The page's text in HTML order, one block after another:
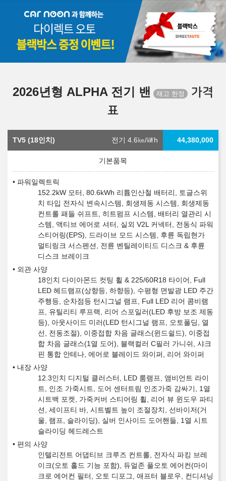
2026년형 ALPHA 전기 밴
가격
표
TV5 (18인치) 전기 4.6㎞/㎾h 44,380,000
파워일렉트릭
152.2kW 모터, 80.6kWh 리튬인산철 배터리, 토글스위
치 타입 전자식 변속시스템, 회생제동 시스템, 회생제동
컨트롤 패들 쉬프트, 히트펌프 시스템, 배터리 열관리 시
스템, 액티브 에어로 셔터, 실외 V2L 커넥터, 전동식 파워
스티어링(EPS), 드라이브 모드 시스템, 후륜 독립현가
멀티링크 서스펜션, 전륜 벤틸레이티드 디스크 & 후륜
디스크 브레이크
외관 사양
18인치 다이아몬드 컷팅 휠 & 225/60R18 타이어, Full
LED 헤드램프(상향등, 하향등), 수평형 면발광 LED 주간
주행등, 순차점등 턴시그널 램프, Full LED 리어 콤비램
프, 유틸리티 루프랙, 리어 스포일러(LED 후방 보조 제동
등), 아웃사이드 미러(LED 턴시그널 램프, 오토폴딩, 열
선, 전동조절), 이중접합 차음 글래스(윈드쉴드), 이중접
합 차음 글래스(1열 도어), 블랙컬러 C필러 가니쉬, 샤크
핀 통합 안테나, 에어로 블레이드 와이퍼, 리어 와이퍼
내장 사양
12.3인치 디지털 클러스터, LED 룸램프, 앰비언트 라이
트, 인조 가죽시트, 도어 센터트림 인조가죽 감싸기, 1열
시트백 포켓, 가죽커버 스티어링 휠, 리어 뷰 윈도우 파티
션, 세이프티 바, 시트벨트 높이 조절장치, 선바이저(거
울, 램프, 슬라이딩), 실버 인사이드 도어핸들, 1열 시트
슬라이딩 헤드레스트
편의 사양
인텔리전트 어댑티브 크루즈 컨트롤, 전자식 파킹 브레
이크(오토 홀드 기능 포함), 듀얼존 풀오토 에어컨(마이
크로 에어컨 필터, 오토 디포그, 애프터 블로우, 컨디셔닝